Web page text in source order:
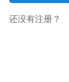
还没有注册？